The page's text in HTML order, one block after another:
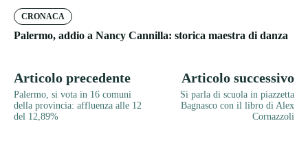
CRONACA
Palermo, addio a Nancy Cannilla: storica maestra di danza
Articolo precedente
Palermo, si vota in 16 comuni
della provincia: affluenza alle 12
del 12,89%
Articolo successivo
Si parla di scuola in piazzetta
Bagnasco con il libro di Alex
Cornazzoli